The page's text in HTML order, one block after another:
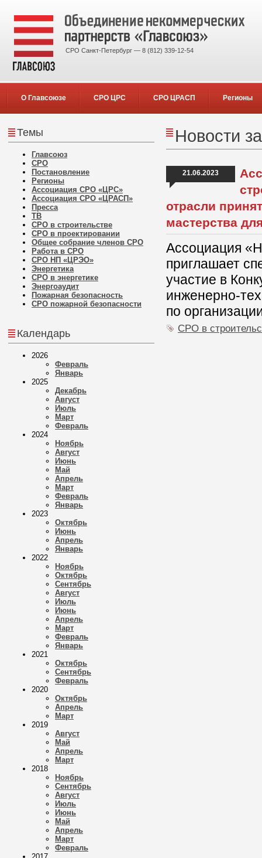
СРО Санкт-Петербург — 8 (812) 339-12-54
О Главсоюзе СРО ЦРС СРО ЦРАСП Регионы
Темы
Главсоюз
СРО
Постановление
Регионы
Ассоциация СРО «ЦРС»
Ассоциация СРО «ЦРАСП»
Пресса
ТВ
СРО в строительстве
СРО в проектировании
Общее собрание членов СРО
Работа в СРО
СРО НП «ЦРЭО»
Энергетика
СРО в энергетике
Энергоаудит
Пожарная безопасность
СРО пожарной безопасности
Календарь
2026
Февраль
Январь
2025
Декабрь
Август
Июль
Март
Февраль
2024
Ноябрь
Август
Июнь
Май
Апрель
Март
Февраль
Январь
2023
Октябрь
Июнь
Апрель
Январь
2022
Ноябрь
Октябрь
Сентябрь
Август
Июль
Июнь
Апрель
Март
Февраль
Январь
2021
Октябрь
Сентябрь
Февраль
2020
Октябрь
Апрель
Март
2019
Август
Май
Апрель
Март
2018
Ноябрь
Сентябрь
Август
Июль
Июнь
Май
Апрель
Март
Февраль
Новости
21.06.2023
отрасли
мастерства
Ассоциация
приглашает
участие в
инженерно-
по
СРО в